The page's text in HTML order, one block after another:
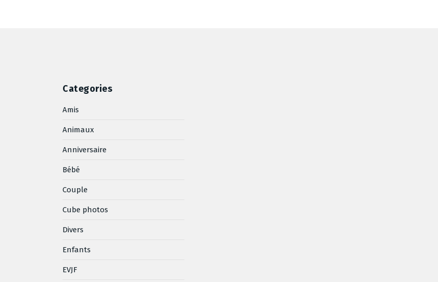
Categories
Amis
Animaux
Anniversaire
Bébé
Couple
Cube photos
Divers
Enfants
EVJF